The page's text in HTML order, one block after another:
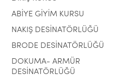
ABİYE GİYİM KURSU
NAKIŞ DESİNATÖRLÜĞÜ
BRODE DESİNATÖRLÜĞÜ
DOKUMA- ARMÜR
DESİNATÖRLÜĞÜ